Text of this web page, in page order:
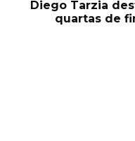
Diego Tarzia
quartas de